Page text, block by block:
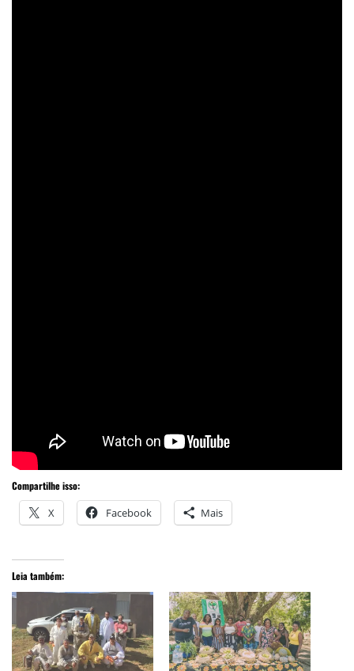
Compartilhe isso:
X Facebook Mais
Leia também: